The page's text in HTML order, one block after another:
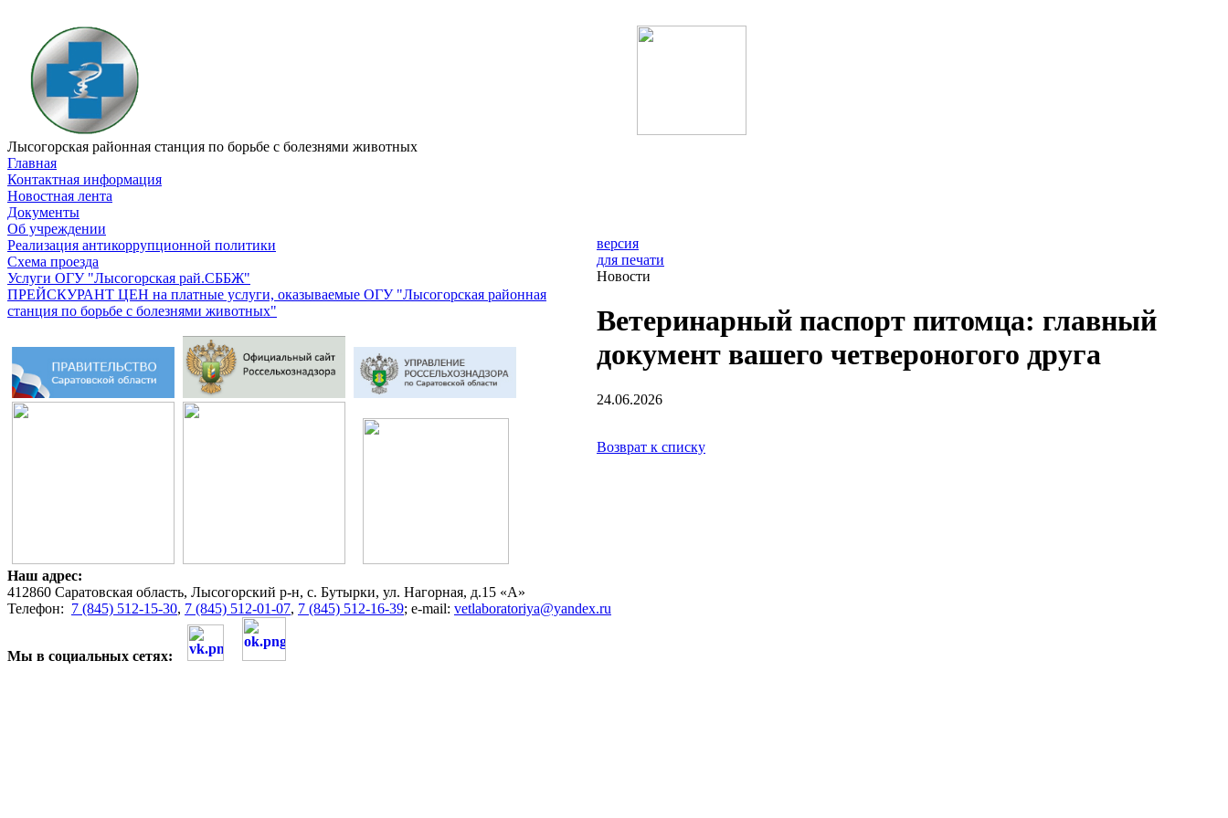
Лысогорская районная станция по борьбе с болезнями животных
Главная
Контактная информация
Новостная лента
Документы
Об учреждении
Реализация антикоррупционной политики
Схема проезда
Услуги ОГУ "Лысогорская рай.СББЖ"
ПРЕЙСКУРАНТ ЦЕН на платные услуги, оказываемые ОГУ "Лысогорская районная
станция по борьбе с болезнями животных"
версия
для печати
Новости
Ветеринарный паспорт питомца: главный
документ вашего четвероногого друга
24.06.2026
Возврат к списку
Наш адрес:
412860 Саратовская область, Лысогорский р-н, с. Бутырки, ул. Нагорная, д.15 «А»
Телефон: 7 (845) 512-15-30, 7 (845) 512-01-07, 7 (845) 512-16-39; e-mail: vetlaboratoriya@yandex.ru
Мы в социальных сетях: